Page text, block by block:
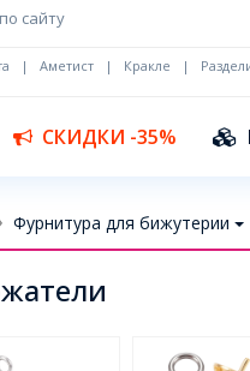
| Аметист | Кракле |
СКИДКИ -35%
Фурнитура для бижутерии